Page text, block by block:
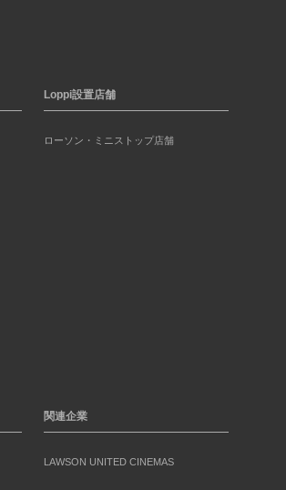
Loppi設置店舗
ローソン・ミニストップ店舗
関連企業
LAWSON UNITED CINEMAS